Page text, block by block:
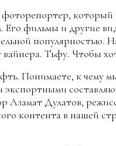
который
Его фильмы и другие
популярностью.
Тьфу. Чтобы
Понимаете, к чему
экспортными
Азамат Дулатов,
контента в нашей